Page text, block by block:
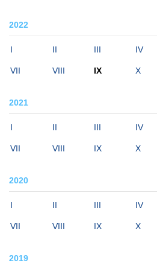
2022
I II III IV
VII VIII IX X
2021
I II III IV
VII VIII IX X
2020
I II III IV
VII VIII IX X
2019